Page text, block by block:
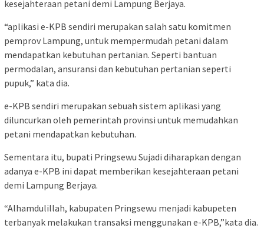
kesejahteraan petani demi Lampung Berjaya.
“aplikasi e-KPB sendiri merupakan salah satu komitmen
pemprov Lampung, untuk mempermudah petani dalam
mendapatkan kebutuhan pertanian. Seperti bantuan
permodalan, ansuransi dan kebutuhan pertanian seperti
pupuk,” kata dia.
e-KPB sendiri merupakan sebuah sistem aplikasi yang
diluncurkan oleh pemerintah provinsi untuk memudahkan
petani mendapatkan kebutuhan.
Sementara itu, bupati Pringsewu Sujadi diharapkan dengan
adanya e-KPB ini dapat memberikan kesejahteraan petani
demi Lampung Berjaya.
“Alhamdulillah, kabupaten Pringsewu menjadi kabupeten
terbanyak melakukan transaksi menggunakan e-KPB,”kata dia.